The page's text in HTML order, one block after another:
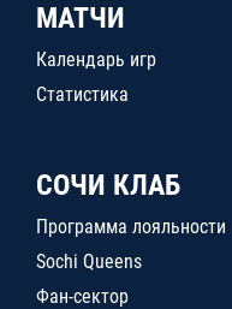
МАТЧИ
Календарь игр
Статистика
СОЧИ КЛАБ
Программа лояльности
Sochi Queens
Фан-сектор